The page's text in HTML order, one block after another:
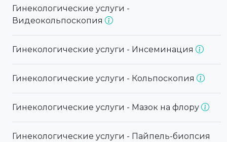
Гинекологические услуги -
Видеокольпоскопия
Гинекологические услуги - Инсеминация
Гинекологические услуги - Кольпоскопия
Гинекологические услуги - Мазок на флору
Гинекологические услуги - Пайпель-биопсия